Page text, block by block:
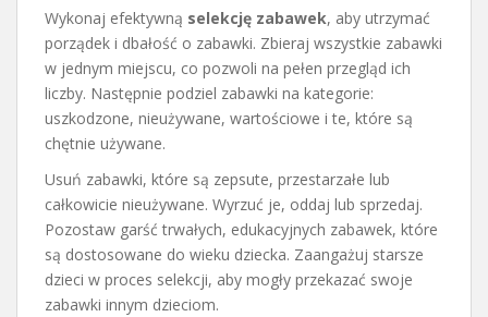
Wykonaj efektywną selekcję zabawek, aby utrzymać
porządek i dbałość o zabawki. Zbieraj wszystkie zabawki
w jednym miejscu, co pozwoli na pełen przegląd ich
liczby. Następnie podziel zabawki na kategorie:
uszkodzone, nieużywane, wartościowe i te, które są
chętnie używane.
Usuń zabawki, które są zepsute, przestarzałe lub
całkowicie nieużywane. Wyrzuć je, oddaj lub sprzedaj.
Pozostaw garść trwałych, edukacyjnych zabawek, które
są dostosowane do wieku dziecka. Zaangażuj starsze
dzieci w proces selekcji, aby mogły przekazać swoje
zabawki innym dzieciom.